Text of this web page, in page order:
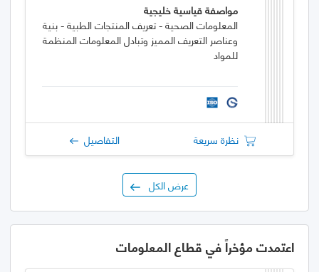
مواصفة قياسية خليجية
المعلومات الصحية - تعريف المنتجات الطبية - بنية
وعناصر التعريف المميز وتبادل المعلومات المنظمة
للمواد
نظرة سريعة التفاصيل
عرض الكل
اعتمدت مؤخراً في قطاع المعلومات